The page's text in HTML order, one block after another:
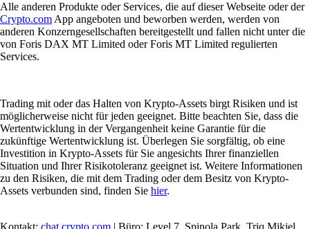
Alle anderen Produkte oder Services, die auf dieser Webseite oder der
Crypto.com App angeboten und beworben werden, werden von
anderen Konzerngesellschaften bereitgestellt und fallen nicht unter die
von Foris DAX MT Limited oder Foris MT Limited regulierten
Services.
Trading mit oder das Halten von Krypto-Assets birgt Risiken und ist
möglicherweise nicht für jeden geeignet. Bitte beachten Sie, dass die
Wertentwicklung in der Vergangenheit keine Garantie für die
zukünftige Wertentwicklung ist. Überlegen Sie sorgfältig, ob eine
Investition in Krypto-Assets für Sie angesichts Ihrer finanziellen
Situation und Ihrer Risikotoleranz geeignet ist. Weitere Informationen
zu den Risiken, die mit dem Trading oder dem Besitz von Krypto-
Assets verbunden sind, finden Sie hier.